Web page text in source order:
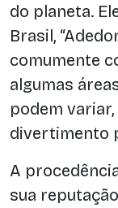
do planeta.
Brasil,
comumente
algumas
podem
divertimento
A
sua